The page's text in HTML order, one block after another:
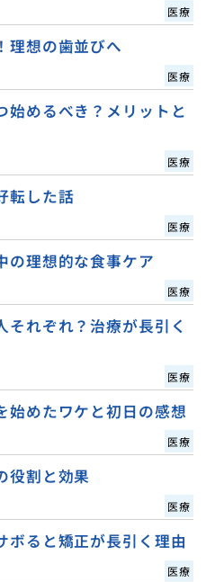
医療
理想の歯並びへ
医療
始めるべき？メリットと
医療
転した話
医療
の理想的な食事ケア
医療
れぞれ？治療が長引く
医療
始めたワケと初日の感想
医療
役割と効果
医療
ボると矯正が長引く理由
医療